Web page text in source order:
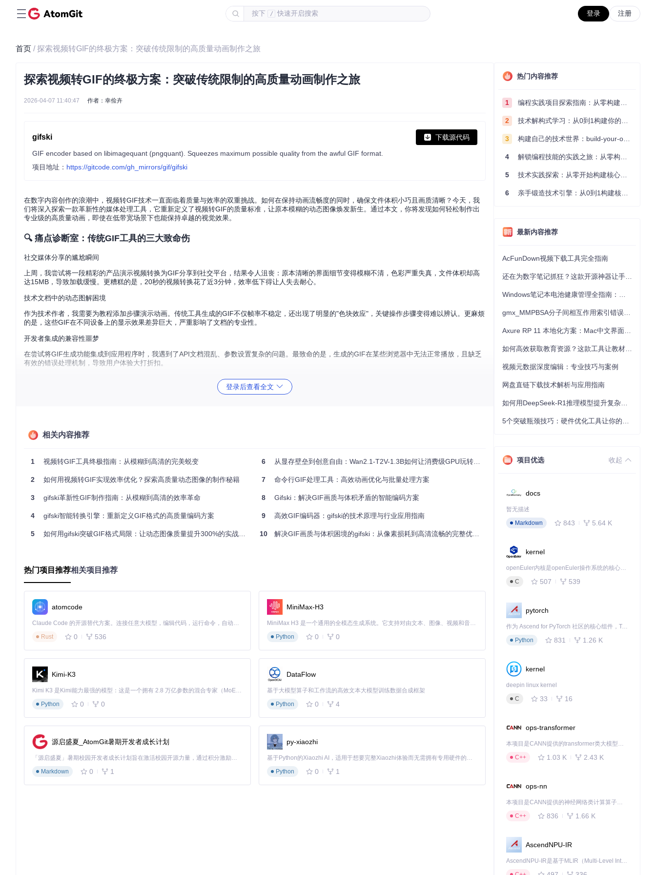
按下 / 快速开启搜索 登录 注册
首页 / 探索视频转GIF的终极方案：突破传统限制的高质量动画制作之旅
探索视频转GIF的终极方案：突破传统限制的高质量动画制作之旅
2026-04-07 11:40:47 作者：幸俭卉
gifski 下载源代码
GIF encoder based on libimagequant (pngquant). Squeezes maximum possible quality from the awful GIF format.
项目地址： https://gitcode.com/gh_mirrors/gif/gifski
在数字内容创作的浪潮中，视频转GIF技术一直面临着质量与效率的双重挑战。如何在保持动画流畅度的同时，确保文件体积小巧且画质清晰？今天，我
们将深入探索一款革新性的媒体处理工具，它重新定义了视频转GIF的质量标准，让原本模糊的动态图像焕发新生。通过本文，你将发现如何轻松制作出
专业级的高质量动画，即使在低带宽场景下也能保持卓越的视觉效果。
🔍 痛点诊断室：传统GIF工具的三大致命伤
社交媒体分享的尴尬瞬间
上周，我尝试将一段精彩的产品演示视频转换为GIF分享到社交平台，结果令人沮丧：原本清晰的界面细节变得模糊不清，色彩严重失真，文件体积却高
达15MB，导致加载缓慢。更糟糕的是，20秒的视频转换花了近3分钟，效率低下得让人失去耐心。
技术文档中的动态图解困境
作为技术作者，我需要为教程添加步骤演示动画。传统工具生成的GIF不仅帧率不稳定，还出现了明显的"色块效应"，关键操作步骤变得难以辨认。更麻烦
的是，这些GIF在不同设备上的显示效果差异巨大，严重影响了文档的专业性。
开发者集成的兼容性噩梦
在尝试将GIF生成功能集成到应用程序时，我遇到了API文档混乱、参数设置复杂的问题。最致命的是，生成的GIF在某些浏览器中无法正常播放，且缺乏
有效的错误处理机制，导致用户体验大打折扣。
智能色彩采样系统
时间抖动算法：类似于电影放映机的工作原理，通过精妙的帧间信息共享，在有限的色彩空间内呈现出远超预期的视觉细节。
gifski技术原理
参数影响图谱
🧪 场景实验室：三个实用场景的实战演练
场景一：技术博客的步骤演示动画
场景描述
：为一篇关于数据可视化的教程创建步骤演示GIF，需要清晰展示鼠标操作和界面变化，同时保持文件小巧以便快速加载。
# 提取视频关键帧，每2秒提取一帧
# 使用gifski创建高质量步骤演示
# 效果预期：生成约5MB的GIF，清晰展示10个操作步骤，色彩准确，无明显闪烁
效果对比：传统工具生成的GIF需要12MB且存在明显色彩断层，而gifski版本在5MB体积内保持了90%的视觉细节，步骤间过渡更加自然。
场景二：低带宽环境的产品展示
# 从视频中提取高质量帧
# 优化GIF参数以适应低带宽环境
登录后查看全文
相关内容推荐
1 视频转GIF工具终极指南：从模糊到高清的完美蜕变
2 如何用视频转GIF实现效率优化？探索高质量动态图像的制作秘籍
3 gifski革新性GIF制作指南：从模糊到高清的效率革命
4 gifski智能转换引擎：重新定义GIF格式的高质量编码方案
5 如何用gifski突破GIF格式局限：让动态图像质量提升300%的实战方案
6 从显存壁垒到创意自由：Wan2.1-T2V-1.3B如何让消费级GPU玩转视频生成
7 命令行GIF处理工具：高效动画优化与批量处理方案
8 Gifski：解决GIF画质与体积矛盾的智能编码方案
9 高效GIF编码器：gifski的技术原理与行业应用指南
10 解决GIF画质与体积困境的gifski：从像素损耗到高清流畅的完整优化方案
热门项目推荐相关项目推荐
atomcode
Claude Code 的开源替代方案。连接任意大模型，编辑代码，运行命令，自动验证 — 全自动执行。用 Rust 构建，极致性能。 ｜ An open-source alternative to Claude Code. Connect any LLM, edit code, run commands, and verify changes — autonomously. Built in Rust for speed. Get Started
Rust
0 536
MiniMax-H3
MiniMax H3 是一个通用的全模态生成系统。它支持对由文本、图像、视频和音频组成的多模态上下文进行统一理解，并能生成分辨率高达 2K、时长可达 15 秒的带原生立体声音频的视频。得益于面向任务泛化的系统设计，H3 在预训练阶段就已具备广泛的多模态上下文理解与生成能力，能够出色地执行复杂的多模态指令。
Python
0 0
Kimi-K3
Kimi K3 是Kimi能力最强的模型：这是一个拥有 2.8 万亿参数的混合专家（MoE）模型，具备原生视觉理解能力，并支持 100 万 token 的上下文窗口。
Python
0 0
DataFlow
基于大模型算子和工作流的高效文本大模型训练数据合成框架
Python
0 4
源启盛夏_AtomGit暑期开发者成长计划
「源启盛夏」暑期校园开发者成长计划旨在激活校园开源力量，通过积分激励、认证扶持、资源倾斜等形式，引导高校组织和开发者完成「入驻 — 建项目 — 做贡献 — 获认证 — 得资源」的完整闭环。无论你是想带领社团入驻平台的组织者，还是希望用代码贡献证明自己的开发者，都能在这里找到属于你的成长路径。
Markdown
0 1
py-xiaozhi
基于Python的Xiaozhi AI，适用于想要完整Xiaozhi体验而无需拥有专用硬件的用户。
Python
0 1
热门内容推荐
1 编程实践项目探索指南：从零构建技术能力体系
2 技术解构式学习：从0到1构建你的编程知识体系
3 构建自己的技术世界：build-your-own-x项目的实践探索指南
4 解锁编程技能的实践之旅：从零构建你的技术世界
5 技术实践探索：从零开始构建核心系统的实践指南
6 亲手锻造技术引擎：从0到1构建核心系统的实践指南
最新内容推荐
AcFunDown视频下载工具完全指南
视频元数据深度编辑：专业技巧与案例
网盘直链下载技术解析与应用指南
项目优选 收起
docs
暂无描述
Markdown
843 5.64 K
kernel
openEuler内核是openEuler操作系统的核心，既是系统性能与稳定性的基石，也是连接处理器、设备与服务的桥梁。
C
507 539
pytorch
作为 Ascend for PyTorch 社区的核心组件，TorchNPU 是昇腾专为 PyTorch 打造的深度学习适配插件，使 PyTorch 框架能够直接调用昇腾 NPU，为开发者提供昇腾 AI 处理器的超强算力。
Python
831 1.26 K
kernel
deepin linux kernel
C
33 16
ops-transformer
本项目是CANN提供的transformer类大模型算子库，实现网络在NPU上加速计算。
C++
1.03 K 2.43 K
ops-nn
本项目是CANN提供的神经网络类计算算子库，实现网络在NPU上加速计算。
C++
836 1.66 K
AscendNPU-IR
AscendNPU-IR是基于MLIR（Multi-Level Intermediate Representation）构建的，面向昇腾亲和算子编译时使用的中间表示，提供昇腾完备表达能力，通过编译优化提升昇腾AI处理器计算效率，支持通过生态框架使能昇腾AI处理器与深度调优